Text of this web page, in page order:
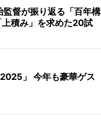
督が振り返る「百年構
積み」を求めた20試
」 今年も豪華ゲス